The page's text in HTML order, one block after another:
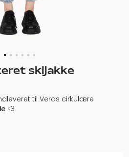
skijakke
til Veras cirkulære
<3